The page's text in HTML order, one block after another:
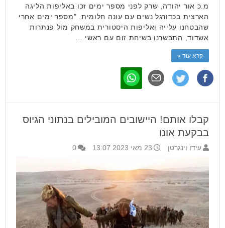
מ.כ אור יהודה, שרק לפני מספר ימים זכו באליפות הליגה
הארצית בכדורגל נשים עם עונה חלומית. "מספר ימים אחרי
שהבטחנו עלייה ואליפות היסטורית במשחק מול פנתרות
אשדוד, התבשרנו בשיחת זום עם ראשי …
קרא עוד »
קבלו אותם! היישובים המובילים בנתוני הגיוס
בבקעת אונו
עידו וינגרטן 23 מאי 2023 13:07 0